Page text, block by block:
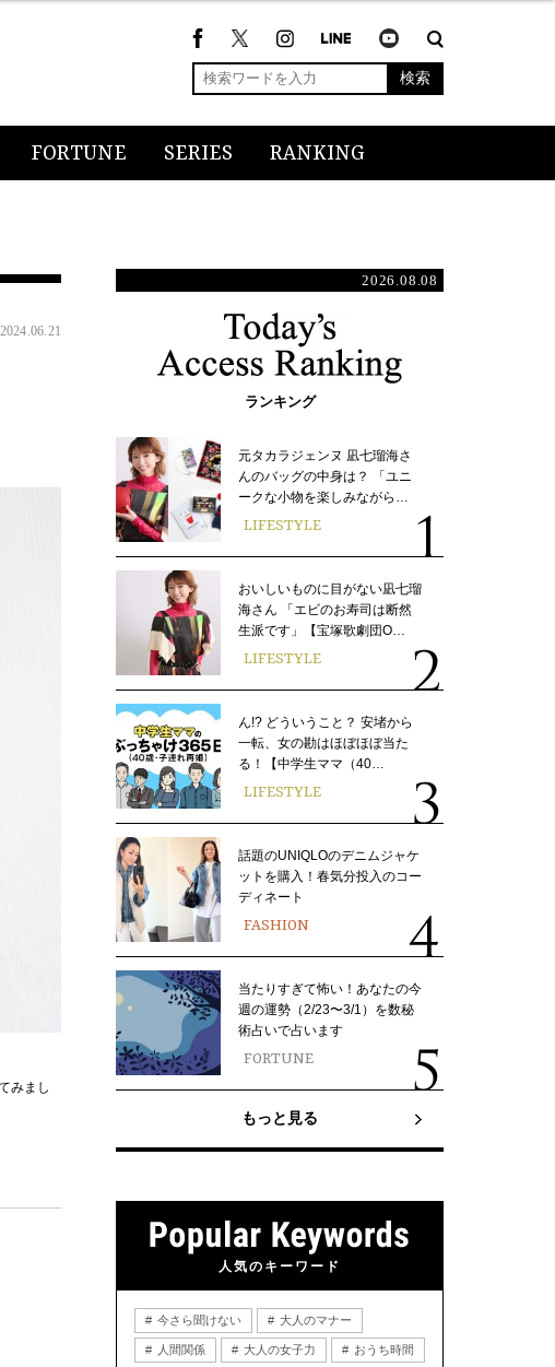
検索
FORTUNE SERIES RANKING
2024.06.21
みまし
2026.08.08
ランキング
元タカラジェンヌ 凪七瑠海さ
んのバッグの中身は？ 「ユニ
ークな小物を楽しみながら…
LIFESTYLE
おいしいものに目がない凪七瑠
海さん 「エビのお寿司は断然
生派です」【宝塚歌劇団O…
LIFESTYLE
ん!? どういうこと？ 安堵から
一転、女の勘はほぼほぼ当た
る！【中学生ママ（40…
LIFESTYLE
話題のUNIQLOのデニムジャケ
ットを購入！春気分投入のコー
ディネート
FASHION
当たりすぎて怖い！あなたの今
週の運勢（2/23〜3/1）を数秘
術占いで占います
FORTUNE
もっと見る
人気のキーワード
今さら聞けない 大人のマナー
人間関係 大人の女子力 おうち時間